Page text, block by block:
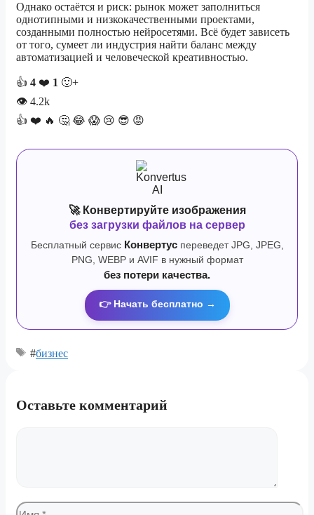
Однако остаётся и риск: рынок может заполниться
однотипными и низкокачественными проектами,
созданными полностью нейросетями. Всё будет зависеть
от того, сумеет ли индустрия найти баланс между
автоматизацией и человеческой креативностью.
👍 4 ❤️ 1 🙂+
👁 4.2k
👍 ❤️ 🔥 🤔 😂 😱 😢 😎 😡
🚀 Конвертируйте изображения
без загрузки файлов на сервер
Бесплатный сервис Конвертуспереведет JPG, JPEG,
PNG, WEBP и AVIF в нужный формат
без потери качества.
👉 Начать бесплатно →
#бизнес
Оставьте комментарий
Имя